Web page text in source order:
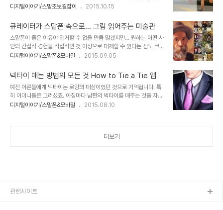
그렇다고 얘기하는 건 아닙니다. 이글을 보시는 분이라면 스맡초보가
분이실테니... ^^..
한 기준은 있어야 한다고 그간 생각했습니다. 그래서 우리가 흔히 스맡
맞춤법이 필요한 근본 이유는 뭐?! 하지만 그 앞서 말씀드린 언어의 기
준에 대한 생각과 혼용되어 이미 많이들 사용하고 있고... 오히려 원래
의 단어를 알지 못하는 상황이 없으리라는 것 역시 확신할 수 없어 병
기했다는 것을... 또 부연적 서두가 길어졌습니다. ㅠ.ㅠ ^^; 스맡폰..
그 용도에 대해서야 자칭 디지털리스트라고 하는 제 입장에선 말하자
조하듯 이야기했었죠. 한..
디지털이야기/스맡초보길잡이 2015.10.15
큐레이터가 스맡폰 속으로... 그림 읽어주는 미술관
스맡폰이 좋은 이유야 열거할 수 없을 만큼 많겠지만... 원하는 어떤 사
안의 간접적 경험을 직접적인 것 이상으로 대체할 수 있다는 점도 크다
는 생각입니다. 이걸 콕찝어 생각하지 않아 그렇지 곱씹어 보시면 공감
을 능가할 수 있을 것임을 인지하는 수준에 와 있기도 하구요. 이야기
가 좀 옆으로 흘렀는데요. 가상현실까지는 아니더라도 먹고사는 문제
를 떠나 사람으로써 세상을 돌아보고 지난 세상에서 앞선 인물들의 이
야기를 포함한 예술에 관한 것들을 손 안의 스맡폰으로 간단히 접할 수
있다는 것만으로도 이 얼마나 멋진 현실인지... 앱 "그림 읽어주는 미
디지털이야기/스맡폰&모바일 2015.09.05
넥타이 매는 방법의 모든 것 How to Tie a Tie 앱
예전 어른들에게 넥타이는 로망의 대상이었던 것으로 기억됩니다. 특
히 어머니들은 그러셨죠. 아침마다 남편의 넥타이를 매주는 것을 자랑
스럽게 여기는 분위기... 어린 눈에도 어떤 귀한 의식처럼 느껴졌던 모
도 넥타이는 남성들의 패션 메이킹에 잘 활용되는 아이템입니다. 저역
디지털이야기/스맡폰&모바일 2015.08.10
더보기
관련사이트